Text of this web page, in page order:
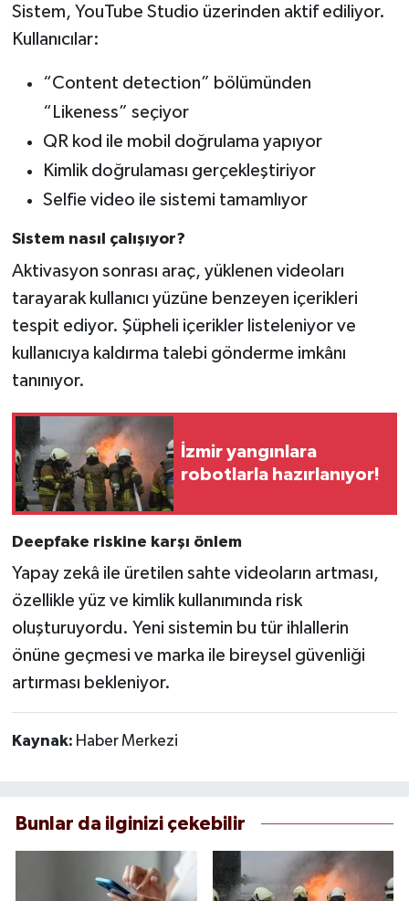
Sistem, YouTube Studio üzerinden aktif ediliyor.
Kullanıcılar:
“Content detection” bölümünden
“Likeness” seçiyor
QR kod ile mobil doğrulama yapıyor
Kimlik doğrulaması gerçekleştiriyor
Selfie video ile sistemi tamamlıyor
Sistem nasıl çalışıyor?
Aktivasyon sonrası araç, yüklenen videoları
tarayarak kullanıcı yüzüne benzeyen içerikleri
tespit ediyor. Şüpheli içerikler listeleniyor ve
kullanıcıya kaldırma talebi gönderme imkânı
tanınıyor.
İzmir yangınlara
robotlarla hazırlanıyor!
Deepfake riskine karşı önlem
Yapay zekâ ile üretilen sahte videoların artması,
özellikle yüz ve kimlik kullanımında risk
oluşturuyordu. Yeni sistemin bu tür ihlallerin
önüne geçmesi ve marka ile bireysel güvenliği
artırması bekleniyor.
Kaynak: Haber Merkezi
Bunlar da ilginizi çekebilir